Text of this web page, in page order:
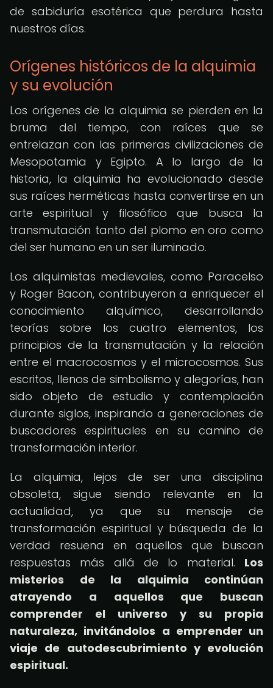
de sabiduría esotérica que perdura hasta
nuestros días.
Orígenes históricos de la alquimia
y su evolución
Los orígenes de la alquimia se pierden en la
bruma del tiempo, con raíces que se
entrelazan con las primeras civilizaciones de
Mesopotamia y Egipto. A lo largo de la
historia, la alquimia ha evolucionado desde
sus raíces herméticas hasta convertirse en un
arte espiritual y filosófico que busca la
transmutación tanto del plomo en oro como
del ser humano en un ser iluminado.
Los alquimistas medievales, como Paracelso
y Roger Bacon, contribuyeron a enriquecer el
conocimiento alquímico, desarrollando
teorías sobre los cuatro elementos, los
principios de la transmutación y la relación
entre el macrocosmos y el microcosmos. Sus
escritos, llenos de simbolismo y alegorías, han
sido objeto de estudio y contemplación
durante siglos, inspirando a generaciones de
buscadores espirituales en su camino de
transformación interior.
La alquimia, lejos de ser una disciplina
obsoleta, sigue siendo relevante en la
actualidad, ya que su mensaje de
transformación espiritual y búsqueda de la
verdad resuena en aquellos que buscan
respuestas más allá de lo material. Los
misterios de la alquimia continúan
atrayendo a aquellos que buscan
comprender el universo y su propia
naturaleza, invitándolos a emprender un
viaje de autodescubrimiento y evolución
espiritual.